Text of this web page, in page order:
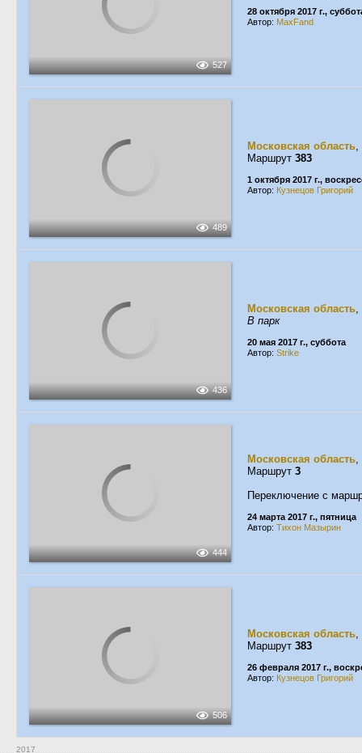
527
28 октября 2017 г.,
Автор: MaxFand
489
Московская область,
Маршрут 383
1 октября 2017 г.,
Автор: Кузнецов Григорий
436
Московская область,
В парк
20 мая 2017 г., суббота
Автор: Strike
444
Московская область,
Маршрут 3
Переключение с
24 марта 2017 г., пятница
Автор: Тихон Мазырин
506
Московская область,
Маршрут 383
26 февраля 2017 г.,
Автор: Кузнецов Григорий
2017